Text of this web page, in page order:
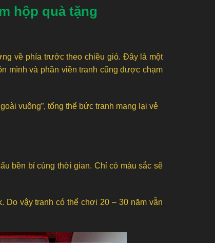
hộp quà tặng
về phía trước theo chiều gió. Đây là một
mình và phần viền tranh cũng được chạm
vuông”, tổng thể bức tranh mang lại vẻ
bền bỉ cùng thời gian. Chỉ có màu sắc sẽ
vậy tranh có thể chơi 20 – 30 năm vẫn